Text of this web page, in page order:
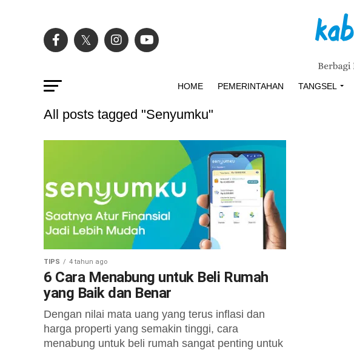
HOME PEMERINTAHAN TANGSEL
All posts tagged "Senyumku"
TIPS 4 tahun ago
6 Cara Menabung untuk Beli Rumah
yang Baik dan Benar
Dengan nilai mata uang yang terus inflasi dan
harga properti yang semakin tinggi, cara
menabung untuk beli rumah sangat penting untuk